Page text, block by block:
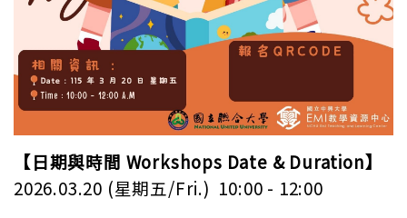
【日期與時間 Workshops Date & Duration】
2026.03.20 (星期五/Fri.) 10:00 - 12:00